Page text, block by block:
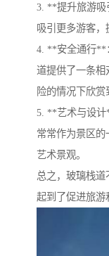
3. **提升旅游吸
吸引更多游客，
4. **安全通行**
道提供了一条相
险的情况下欣赏
5. **艺术与设计
常常作为景区
艺术景观。
总之，玻璃栈
起到了促进旅游